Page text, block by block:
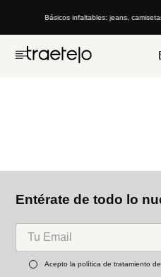
Básicos infaltables: jeans,
Entérate de todo lo
Acepto la política de tratamiento